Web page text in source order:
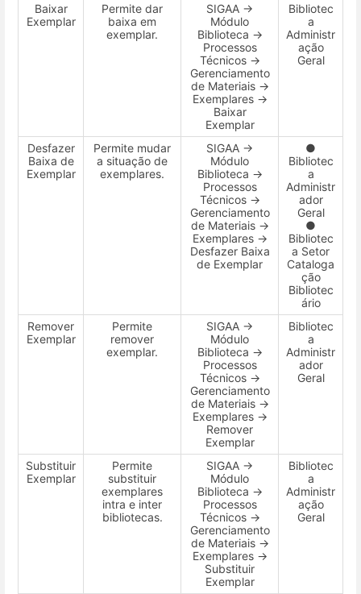
Baixar
Exemplar
Permite dar
baixa em
exemplar.
SIGAA →
Módulo
Biblioteca →
Processos
Técnicos →
Gerenciamento
de Materiais →
Exemplares →
Baixar
Exemplar
Bibliotec
a
Administr
ação
Geral
Desfazer
Baixa de
Exemplar
Permite mudar
a situação de
exemplares.
SIGAA →
Módulo
Biblioteca →
Processos
Técnicos →
Gerenciamento
de Materiais →
Exemplares →
Desfazer Baixa
de Exemplar
●
Bibliotec
a
Administr
ador
Geral
●
Bibliotec
a Setor
Cataloga
ção
Bibliotec
ário
Remover
Exemplar
Permite
remover
exemplar.
SIGAA →
Módulo
Biblioteca →
Processos
Técnicos →
Gerenciamento
de Materiais →
Exemplares →
Remover
Exemplar
Bibliotec
a
Administr
ador
Geral
Substituir
Exemplar
Permite
substituir
exemplares
intra e inter
bibliotecas.
SIGAA →
Módulo
Biblioteca →
Processos
Técnicos →
Gerenciamento
de Materiais →
Exemplares →
Substituir
Exemplar
Bibliotec
a
Administr
ação
Geral